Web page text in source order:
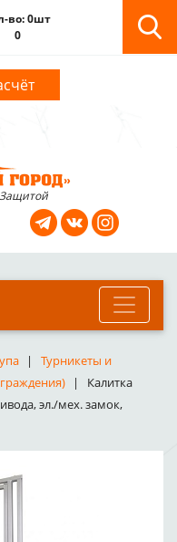
во: 0шт
0
Турникеты и
Калитка
эл./мех. замок,